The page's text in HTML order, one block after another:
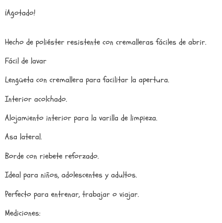
¡Agotado!
Hecho de poliéster resistente con cremalleras fáciles de abrir.
Fácil de lavar
Lengüeta con cremallera para facilitar la apertura.
Interior acolchado.
Alojamiento interior para la varilla de limpieza.
Asa lateral.
Borde con riebete reforzado.
Ideal para niños, adolescentes y adultos.
Perfecto para entrenar, trabajar o viajar.
Mediciones: